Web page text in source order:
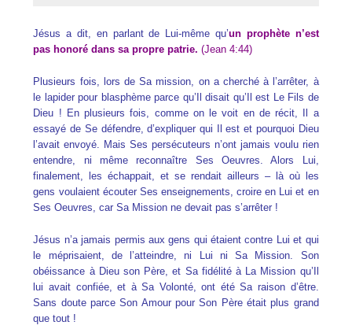
Jésus a dit, en parlant de Lui-même qu’un prophète n’est
pas honoré dans sa propre patrie.(Jean 4:44)
Plusieurs fois, lors de Sa mission, on a cherché à l’arrêter, à
le lapider pour blasphème parce qu’Il disait qu’Il est Le Fils de
Dieu ! En plusieurs fois, comme on le voit en de récit, Il a
essayé de Se défendre, d’expliquer qui Il est et pourquoi Dieu
l’avait envoyé. Mais Ses persécuteurs n’ont jamais voulu rien
entendre, ni même reconnaître Ses Oeuvres. Alors Lui,
finalement, les échappait, et se rendait ailleurs – là où les
gens voulaient écouter Ses enseignements, croire en Lui et en
Ses Oeuvres, car Sa Mission ne devait pas s’arrêter !
Jésus n’a jamais permis aux gens qui étaient contre Lui et qui
le méprisaient, de l’atteindre, ni Lui ni Sa Mission. Son
obéissance à Dieu son Père, et Sa fidélité à La Mission qu’Il
lui avait confiée, et à Sa Volonté, ont été Sa raison d’être.
Sans doute parce Son Amour pour Son Père était plus grand
que tout !